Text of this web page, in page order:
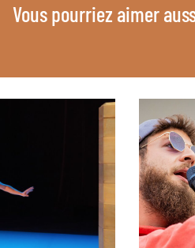
Vous pourriez aimer